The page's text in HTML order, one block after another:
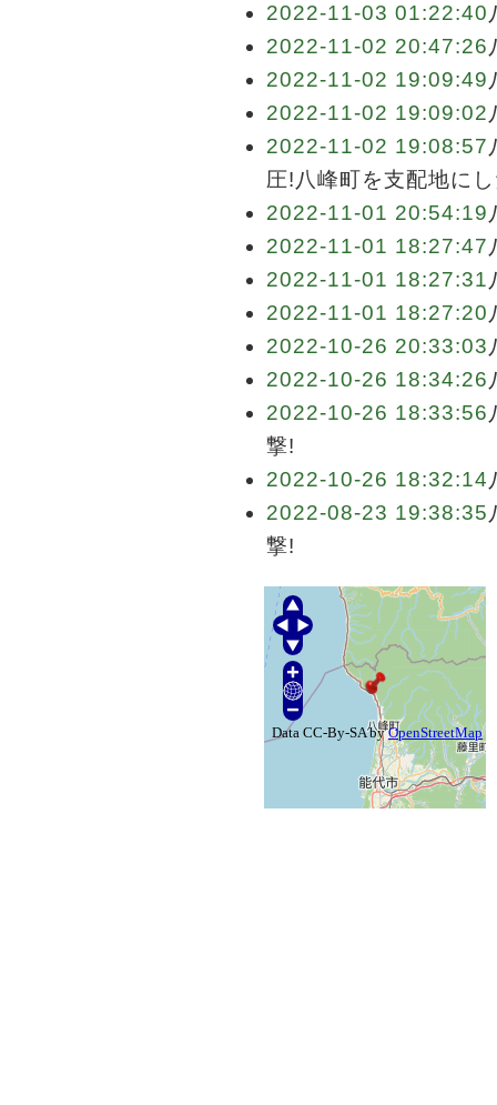
2022-11-03 01:22:40
2022-11-02 20:47:26
2022-11-02 19:09:49
2022-11-02 19:09:02
2022-11-02 19:08:57
圧!八峰町を支配地に
2022-11-01 20:54:19
2022-11-01 18:27:47
2022-11-01 18:27:31
2022-11-01 18:27:20
2022-10-26 20:33:03
2022-10-26 18:34:26
2022-10-26 18:33:56
撃!
2022-10-26 18:32:14
2022-08-23 19:38:35
撃!